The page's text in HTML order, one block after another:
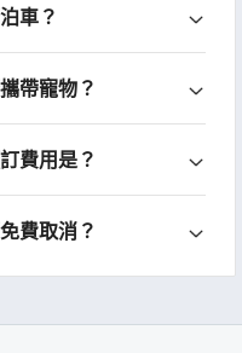
車？
帶寵物？
費用是？
費取消？